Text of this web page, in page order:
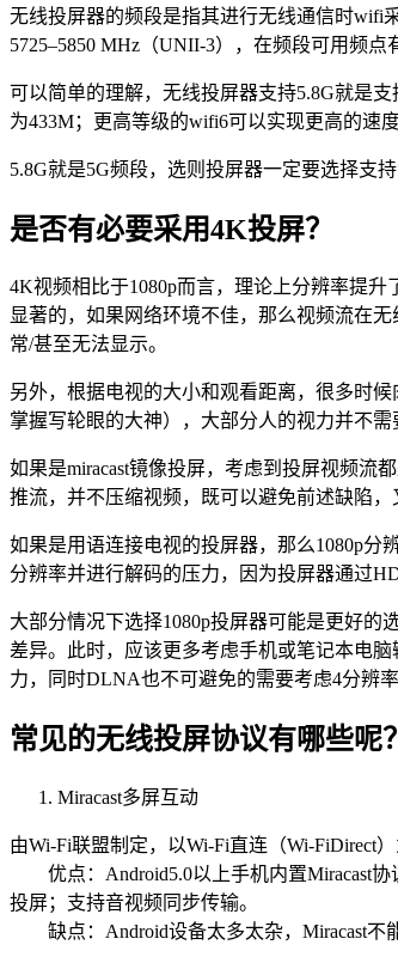
无线投屏器的频段是指其进行无线通信时wifi
5725–5850 MHz（UNII-3），在频段可用频点
可以简单的理解，无线投屏器支持5.8G就是
为433M；更高等级的wifi6可以实现更高的速
5.8G就是5G频段，选则投屏器一定要选择支
是否有必要采用4K投屏？
4K视频相比于1080p而言，理论上分辨率提
显著的，如果网络环境不佳，那么视频流在
常/甚至无法显示。
另外，根据电视的大小和观看距离，很多时
掌握写轮眼的大神），大部分人的视力并不需
如果是miracast镜像投屏，考虑到投屏视频流
推流，并不压缩视频，既可以避免前述缺陷，
如果是用语连接电视的投屏器，那么1080p
分辨率并进行解码的压力，因为投屏器通过
大部分情况下选择1080p投屏器可能是更好
差异。此时，应该更多考虑手机或笔记本电
力，同时DLNA也不可避免的需要考虑4分辨
常见的无线投屏协议有哪些呢？
Miracast多屏互动
由Wi-Fi联盟制定，以Wi-Fi直连（Wi-FiDirect
优点：Android5.0以上手机内置Miracast协
投屏；支持音视频同步传输。
缺点：Android设备太多太杂，Miracast不